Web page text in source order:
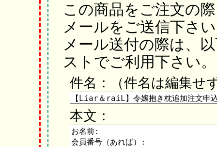
この商品をご注文の
メールをご送信下さ
メール送付の際は、
ストでご利用下さい。
件名：（件名は編集せ
本文：